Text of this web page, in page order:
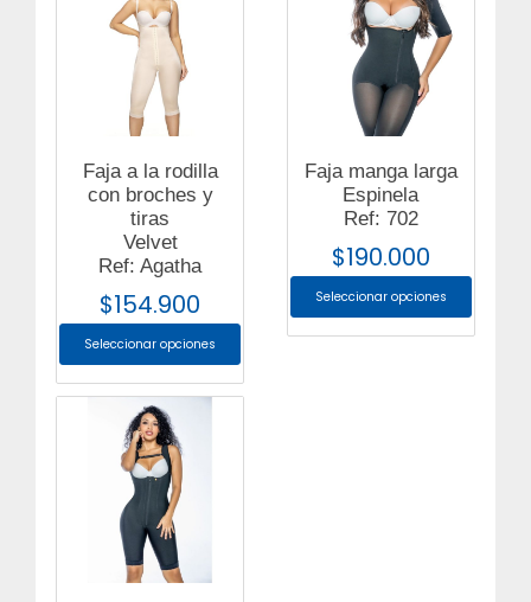
Faja a la rodilla
con broches y
tiras
Velvet
Ref: Agatha
$154.900
Seleccionar opciones
Faja manga larga
Espinela
Ref: 702
$190.000
Seleccionar opciones